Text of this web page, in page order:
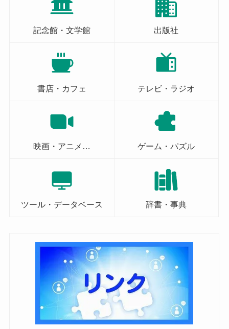
記念館・文学館 出版社
書店・カフェ テレビ・ラジオ
映画・アニメ… ゲーム・パズル
ツール・データベース 辞書・事典